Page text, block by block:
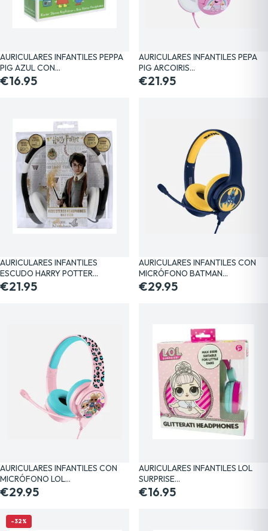
AURICULARES INFANTILES PEPPA
PIG AZUL CON…
€16.95
AURICULARES INFANTILES PEPA
PIG ARCOIRIS…
€21.95
AURICULARES INFANTILES
ESCUDO HARRY POTTER…
€21.95
AURICULARES INFANTILES CON
MICRÓFONO BATMAN…
€29.95
AURICULARES INFANTILES CON
MICRÓFONO LOL…
€29.95
AURICULARES INFANTILES LOL
SURPRISE…
€16.95
-32%